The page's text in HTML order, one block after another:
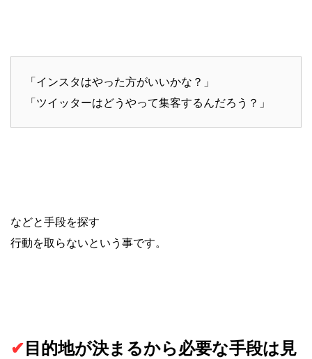
「インスタはやった方がいいかな？」
「ツイッターはどうやって集客するんだろう？」
などと手段を探す
行動を取らないという事です。
✔︎目的地が決まるから必要な手段は見